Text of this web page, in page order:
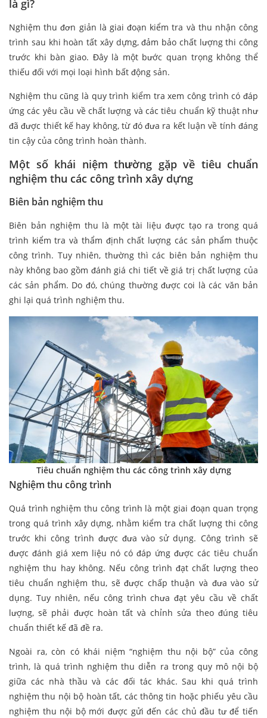
là gì?
Nghiệm thu đơn giản là giai đoạn kiểm tra và thu nhận công
trình sau khi hoàn tất xây dựng, đảm bảo chất lượng thi công
trước khi bàn giao. Đây là một bước quan trọng không thể
thiếu đối với mọi loại hình bất động sản.
Nghiệm thu cũng là quy trình kiểm tra xem công trình có đáp
ứng các yêu cầu về chất lượng và các tiêu chuẩn kỹ thuật như
đã được thiết kế hay không, từ đó đưa ra kết luận về tính đáng
tin cậy của công trình hoàn thành.
Một số khái niệm thường gặp về tiêu chuẩn
nghiệm thu các công trình xây dựng
Biên bản nghiệm thu
Biên bản nghiệm thu là một tài liệu được tạo ra trong quá
trình kiểm tra và thẩm định chất lượng các sản phẩm thuộc
công trình. Tuy nhiên, thường thì các biên bản nghiệm thu
này không bao gồm đánh giá chi tiết về giá trị chất lượng của
các sản phẩm. Do đó, chúng thường được coi là các văn bản
ghi lại quá trình nghiệm thu.
Tiêu chuẩn nghiệm thu các công trình xây dựng
Nghiệm thu công trình
Quá trình nghiệm thu công trình là một giai đoạn quan trọng
trong quá trình xây dựng, nhằm kiểm tra chất lượng thi công
trước khi công trình được đưa vào sử dụng. Công trình sẽ
được đánh giá xem liệu nó có đáp ứng được các tiêu chuẩn
nghiệm thu hay không. Nếu công trình đạt chất lượng theo
tiêu chuẩn nghiệm thu, sẽ được chấp thuận và đưa vào sử
dụng. Tuy nhiên, nếu công trình chưa đạt yêu cầu về chất
lượng, sẽ phải được hoàn tất và chỉnh sửa theo đúng tiêu
chuẩn thiết kế đã đề ra.
Ngoài ra, còn có khái niệm “nghiệm thu nội bộ” của công
trình, là quá trình nghiệm thu diễn ra trong quy mô nội bộ
giữa các nhà thầu và các đối tác khác. Sau khi quá trình
nghiệm thu nội bộ hoàn tất, các thông tin hoặc phiếu yêu cầu
nghiệm thu nội bộ mới được gửi đến các chủ đầu tư để tiến